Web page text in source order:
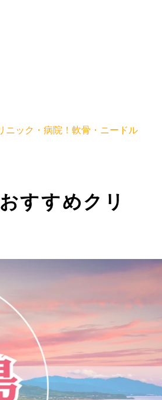
ニック・病院！軟骨・ニードル
すすめクリ